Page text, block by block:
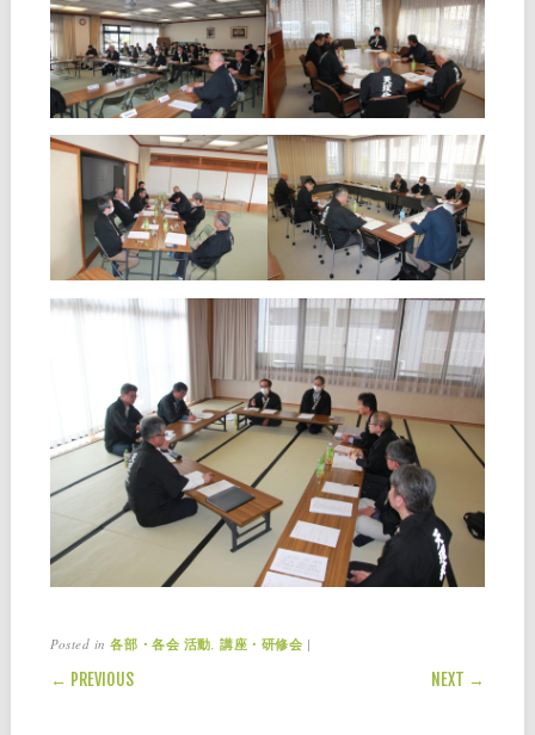
Posted in各部・各会 活動 講座・研修会 |
POST NAVIGATION
← PREVIOUS NEXT →